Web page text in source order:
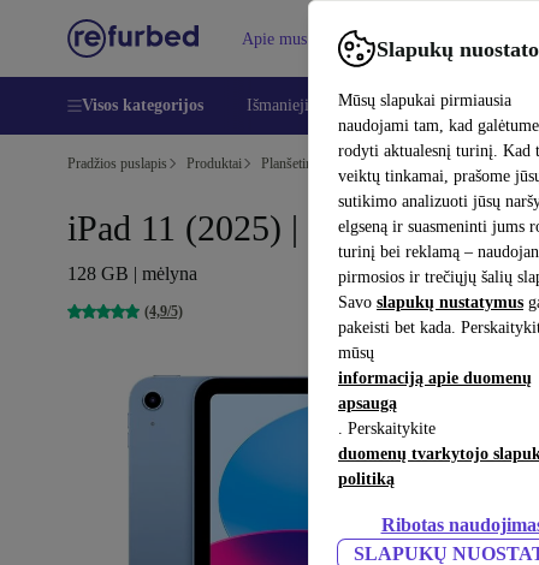
Slapukų
Mūsų slapukai pirmiausia
naudojami tam, kad
rodyti aktualesnį turinį. Kad
veiktų tinkamai, prašome
sutikimo analizuoti jūsų
elgseną ir suasmeninti jums
turinį bei reklamą –
pirmosios ir trečiųjų šalių
Savo slapukų nustatymus
pakeisti bet kada.
mūsų
informaciją apie duomenų
apsaugą
. Perskaitykite
duomenų tvarkytojo
politiką
Ribotas
SLAPUKŲ
Apie mus Pagalba
Visos kategorijos Išmanieji telefonai Nešiojamieji
Pradžios puslapis Produktai Planšetiniai kompiuteriai
iPad 11 (2025) | 10.9-colio
128 GB | mėlyna
(4,9/5)